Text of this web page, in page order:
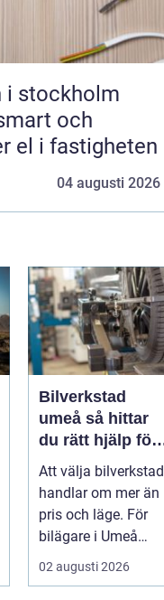
i stockholm
och
el i fastigheten
04 augusti 2026
Bilverkstad
umeå så hittar
du rätt hjälp för
din bil
Att välja bilverkstad
handlar om mer än
pris och läge. För
bilägare i Umeå
väger trygghet,
tillgängl...
02 augusti 2026